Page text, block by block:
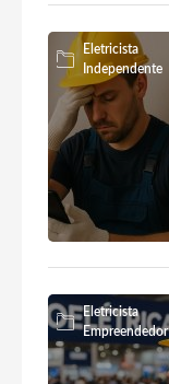
Eletricista
Independente
Eletricista
Empreendedor